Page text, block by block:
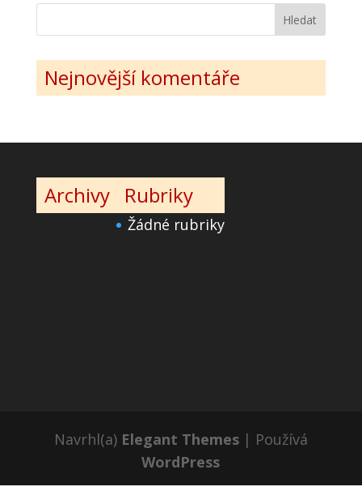
Nejnovější komentáře
Archivy Rubriky
Žádné rubriky
Navrhl(a) Elegant Themes| Používá
WordPress